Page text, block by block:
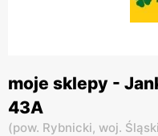
moje sklepy -
43A
(pow. Rybnicki, woj.